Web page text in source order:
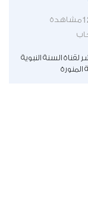
مشاهدة
لقناة السنة النبوية
المنورة